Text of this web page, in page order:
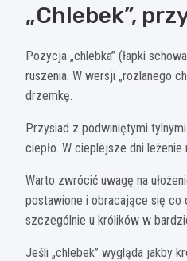
„Chlebek”,
Pozycja „chlebka” (łapki
ruszenia. W wersji „rozlanego
drzemkę.
Przysiad z podwiniętymi
ciepło. W cieplejsze dni
Warto zwrócić uwagę na
postawione i obracające się co
szczególnie u królików w
Jeśli „chlebek” wygląda jakby